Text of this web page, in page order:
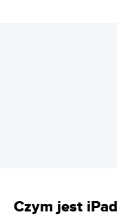
Czym jest